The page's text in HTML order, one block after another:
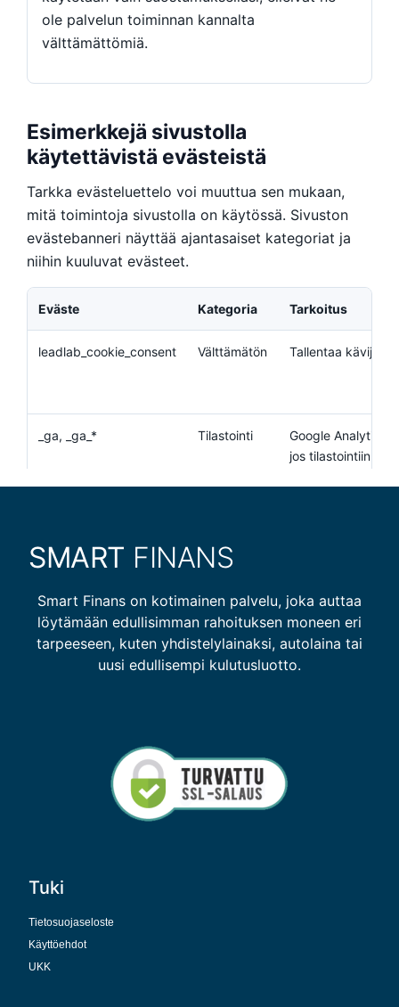
SMART FINANS
Smart Finans on kotimainen palvelu, joka auttaa
löytämään edullisimman rahoituksen moneen eri
tarpeeseen, kuten yhdistelylainaksi, autolaina tai
uusi edullisempi kulutusluotto.
Tuki
Tietosuojaseloste
Käyttöehdot
UKK